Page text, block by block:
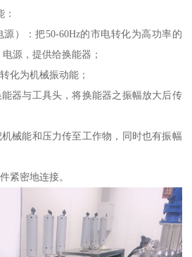
）：把50-60Hz的市电转化为高功率的
源，提供给换能器；
化为机械振动能；
器与工具头，将换能器之振幅放大后传
械能和压力传至工作物，同时也有振幅
紧密地连接。